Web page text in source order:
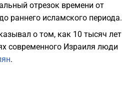
отрезок времени от
раннего исламского периода.
о том, как 10 тысяч лет
современного Израиля люди
.